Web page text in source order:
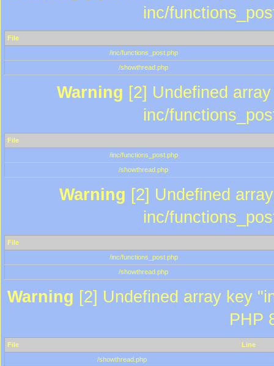
inc/
File
/inc/functions_post.php
/showthread.php
Warning [2] Undefined
inc/
File
/inc/functions_post.php
/showthread.php
Warning [2] Undefined
inc/
File
/inc/functions_post.php
/showthread.php
Warning [2] Undefined array key
PHP
File
Line
/showthread.php